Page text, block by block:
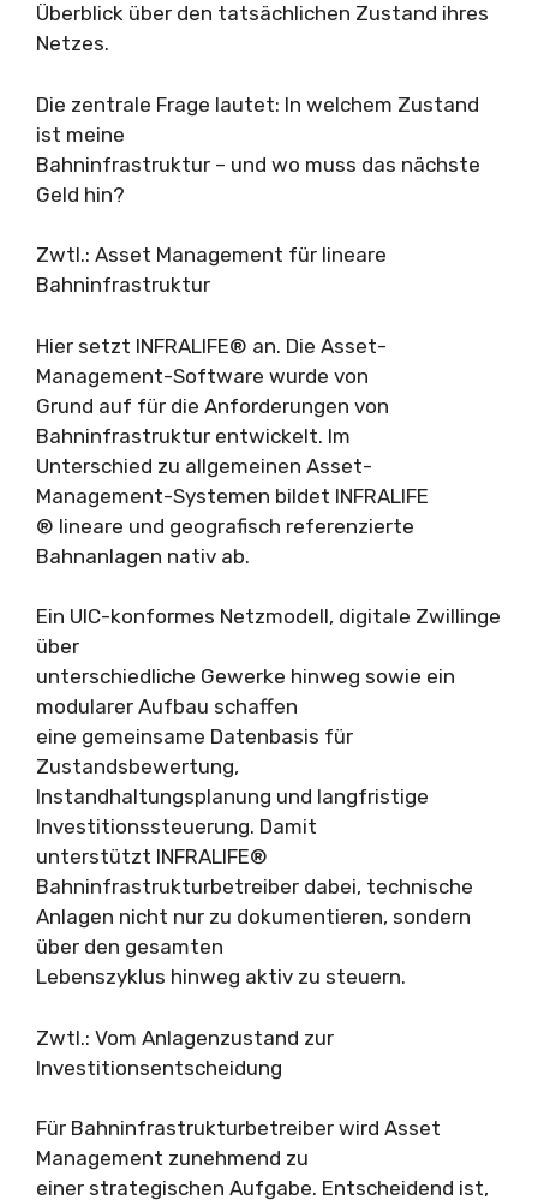
Überblick über den tatsächlichen Zustand ihres
Netzes.
Die zentrale Frage lautet: In welchem Zustand
ist meine
Bahninfrastruktur – und wo muss das nächste
Geld hin?
Zwtl.: Asset Management für lineare
Bahninfrastruktur
Hier setzt INFRALIFE® an. Die Asset-
Management-Software wurde von
Grund auf für die Anforderungen von
Bahninfrastruktur entwickelt. Im
Unterschied zu allgemeinen Asset-
Management-Systemen bildet INFRALIFE
® lineare und geografisch referenzierte
Bahnanlagen nativ ab.
Ein UIC-konformes Netzmodell, digitale Zwillinge
über
unterschiedliche Gewerke hinweg sowie ein
modularer Aufbau schaffen
eine gemeinsame Datenbasis für
Zustandsbewertung,
Instandhaltungsplanung und langfristige
Investitionssteuerung. Damit
unterstützt INFRALIFE®
Bahninfrastrukturbetreiber dabei, technische
Anlagen nicht nur zu dokumentieren, sondern
über den gesamten
Lebenszyklus hinweg aktiv zu steuern.
Zwtl.: Vom Anlagenzustand zur
Investitionsentscheidung
Für Bahninfrastrukturbetreiber wird Asset
Management zunehmend zu
einer strategischen Aufgabe. Entscheidend ist,